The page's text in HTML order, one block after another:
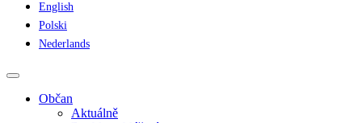
English
Polski
Nederlands
Občan
Aktuálně